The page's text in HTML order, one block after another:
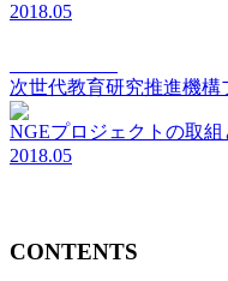
2018.05
次世代教育研究推進機
NGEプロジェクトの取
2018.05
CONTENTS